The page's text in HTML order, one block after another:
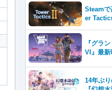
だくさん！
Steamで
er
『グラ
VI』最
14年ぶ